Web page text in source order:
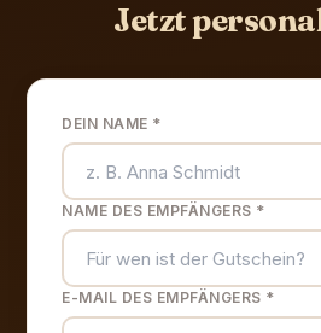
Jetzt
DEIN NAME *
NAME DES EMPFÄNGERS *
E-MAIL DES EMPFÄNGERS *